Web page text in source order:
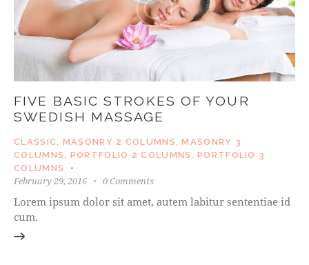
FIVE BASIC STROKES OF YOUR
SWEDISH MASSAGE
CLASSIC, MASONRY 2 COLUMNS ,MASONRY 3
COLUMNS , PORTFOLIO 2 COLUMNS ,PORTFOLIO 3
COLUMNS
February 29, 2016 0 Comments
Lorem ipsum dolor sit amet, autem labitur sententiae id
cum.